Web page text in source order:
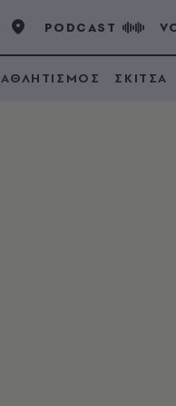
PODCAST
ΑΘΛΗΤΙΣΜΟΣ ΣΚΙΤΣΑ